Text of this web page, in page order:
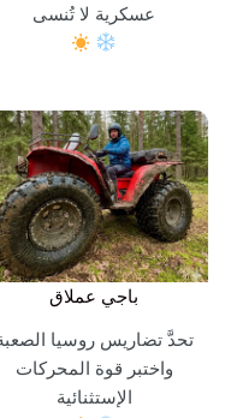
عسكرية لا تُنسى
باجي عملاق
تحدَّ تضاريس روسيا
واختبر قوة المحركات
الإستثنائية